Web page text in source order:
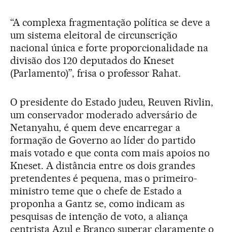
“A complexa fragmentação política se deve a
um sistema eleitoral de circunscrição
nacional única e forte proporcionalidade na
divisão dos 120 deputados do Kneset
(Parlamento)”, frisa o professor Rahat.
O presidente do Estado judeu, Reuven Rivlin,
um conservador moderado adversário de
Netanyahu, é quem deve encarregar a
formação de Governo ao líder do partido
mais votado e que conta com mais apoios no
Kneset. A distância entre os dois grandes
pretendentes é pequena, mas o primeiro-
ministro teme que o chefe de Estado a
proponha a Gantz se, como indicam as
pesquisas de intenção de voto, a aliança
centrista Azul e Branco superar claramente o